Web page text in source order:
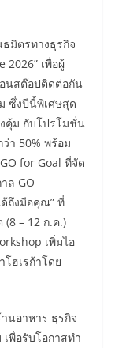
ธมิตรทางธุรกิจ
2026” เพื่อผู้
นสต๊อปติดต่อกัน
ซึ่งปีนี้พิเศษสุด
คุ้ม กับโปรโมชั่น
า 50% พร้อม
for Goal ที่จัด
ล GO
ด้ถึงมือคุณ” ที่
(8 – 12 ก.ค.)
เพิ่มไอ
ฮเรก้าโดย
นอาหาร ธุรกิจ
พื่อรับโอกาสทำ